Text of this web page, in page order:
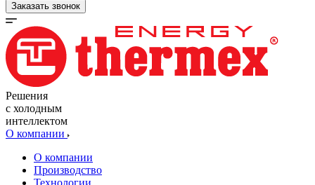
Заказать звонок
Решения
с холодным
интеллектом
О компании
О компании
Производство
Технологии